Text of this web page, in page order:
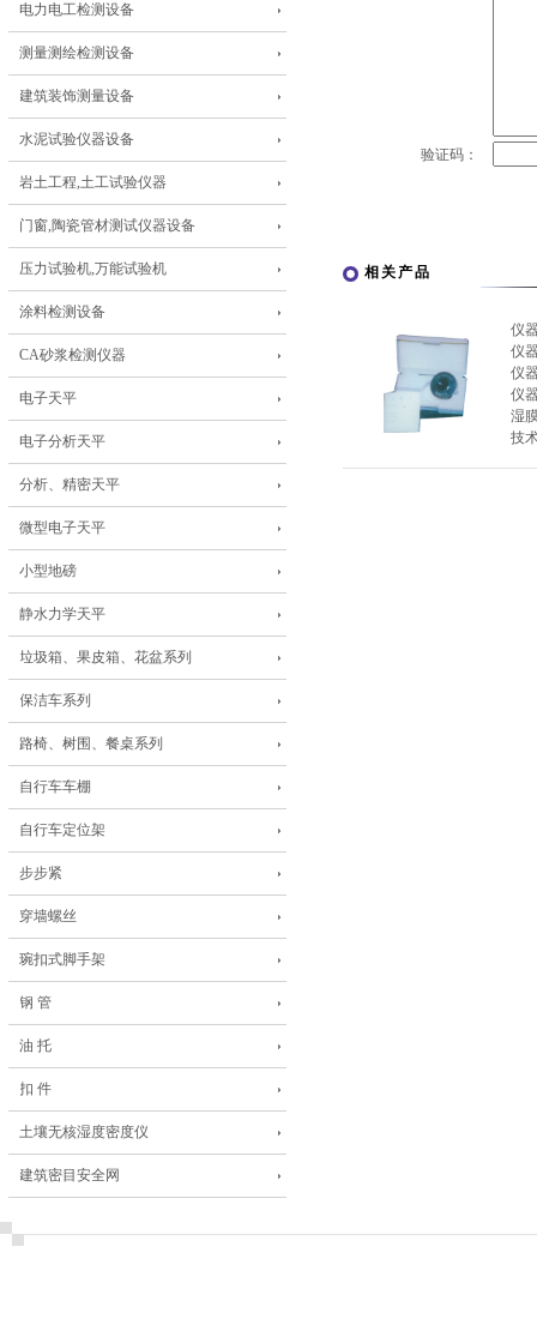
电力电工检测设备
测量测绘检测设备
建筑装饰测量设备
水泥试验仪器设备
岩土工程,土工试验仪器
门窗,陶瓷管材测试仪器设备
压力试验机,万能试验机
涂料检测设备
CA砂浆检测仪器
电子天平
电子分析天平
分析、精密天平
微型电子天平
小型地磅
静水力学天平
垃圾箱、果皮箱、花盆系列
保洁车系列
路椅、树围、餐桌系列
自行车车棚
自行车定位架
步步紧
穿墙螺丝
琬扣式脚手架
钢 管
油 托
扣 件
土壤无核湿度密度仪
建筑密目安全网
验证码：
相关产品
仪
仪
仪
仪
湿
技